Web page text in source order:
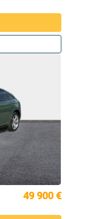
49 900 €